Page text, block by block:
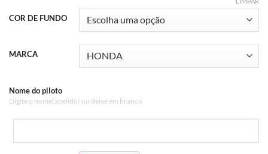
COR DE FUNDO
MARCA
Nome do piloto
Digite o nome(apelido) ou deixe em branco